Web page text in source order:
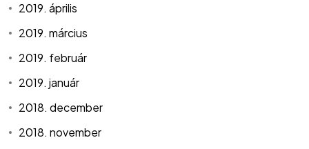
2019. április
2019. március
2019. február
2019. január
2018. december
2018. november